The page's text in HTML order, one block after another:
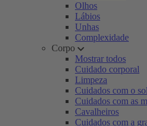
Olhos
Lábios
Unhas
Complexidade
Corpo
Mostrar todos
Cuidado corporal
Limpeza
Cuidados com o sol
Cuidados com as
Cavalheiros
Cuidados com a